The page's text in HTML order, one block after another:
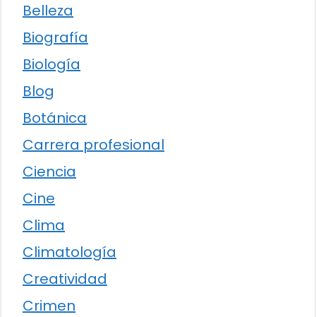
Belleza
Biografía
Biología
Blog
Botánica
Carrera profesional
Ciencia
Cine
Clima
Climatología
Creatividad
Crimen